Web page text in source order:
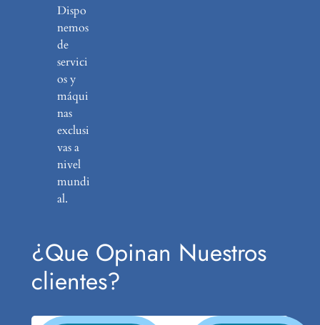
Dispo
nemos
de
servici
os y
máqui
nas
exclusi
vas a
nivel
mundi
al.
¿Que Opinan Nuestros
clientes?